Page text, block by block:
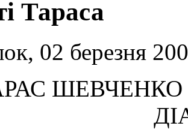
Тараса
02 березня
ШЕВЧЕНКО